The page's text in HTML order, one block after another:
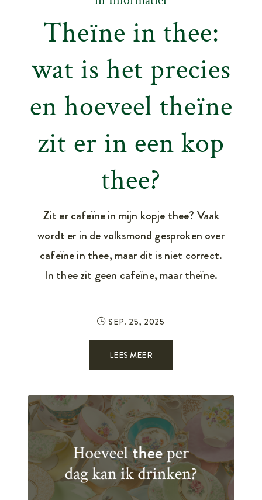
Theïne in thee:
wat is het precies
en hoeveel theïne
zit er in een kop
thee?
Zit er cafeïne in mijn kopje thee? Vaak
wordt er in de volksmond gesproken over
cafeïne in thee, maar dit is niet correct.
In thee zit geen cafeïne, maar theïne.
SEP. 25, 2025
LEES MEER